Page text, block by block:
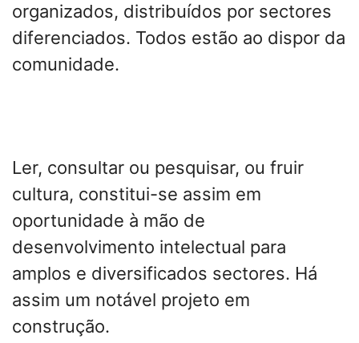
organizados, distribuídos por sectores
diferenciados. Todos estão ao dispor da
comunidade.
Ler, consultar ou pesquisar, ou fruir
cultura, constitui-se assim em
oportunidade à mão de
desenvolvimento intelectual para
amplos e diversificados sectores. Há
assim um notável projeto em
construção.